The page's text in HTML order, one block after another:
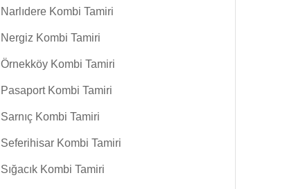
Narlıdere Kombi Tamiri
Nergiz Kombi Tamiri
Örnekköy Kombi Tamiri
Pasaport Kombi Tamiri
Sarnıç Kombi Tamiri
Seferihisar Kombi Tamiri
Sığacık Kombi Tamiri